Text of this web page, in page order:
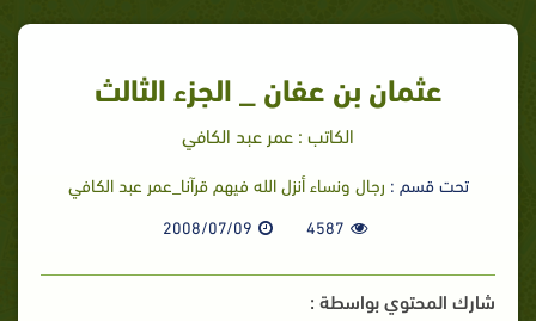
عثمان بن عفان _ الجزء الثالث
الكاتب : عمر عبد الكافي
تحت قسم : رجال ونساء أنزل الله فيهم قرآنا_عمر عبد الكافي
4587
2008/07/09
شارك المحتوي بواسطة :